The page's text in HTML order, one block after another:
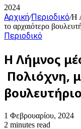
2024
Αρχική/Περιοδικό/Η
το αρχαιότερο
Περιοδικό
Η Λήμνος
Πολιόχνη,
1 Φεβρουαρίου, 2024
2 minutes read